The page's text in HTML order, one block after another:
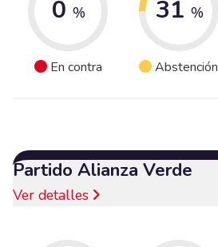
0 %
En contra
31 %
Abstención
Partido Alianza Verde
Ver detalles